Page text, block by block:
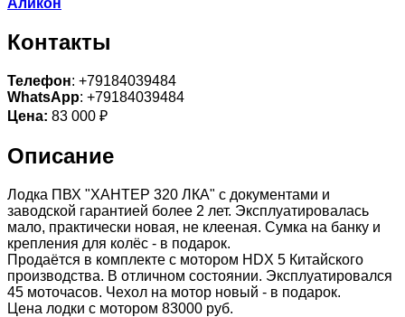
Аликон
Контакты
Телефон: +79184039484
WhatsApp: +79184039484
Цена: 83 000 ₽
Описание
Лодка ПВХ "ХАНТЕР 320 ЛКА" с документами и
заводской гарантией более 2 лет. Эксплуатировалась
мало, практически новая, не клееная. Сумка на банку и
крепления для колёс - в подарок.
Продаётся в комплекте с мотором HDX 5 Китайского
производства. В отличном состоянии. Эксплуатировался
45 моточасов. Чехол на мотор новый - в подарок.
Цена лодки с мотором 83000 руб.